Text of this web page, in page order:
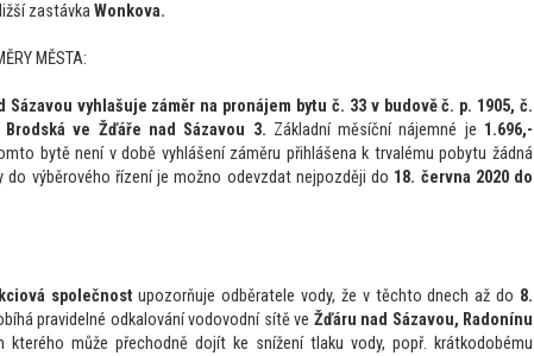
zastávkaWonkova.
MĚSTA:
Sázavou vyhlašuje záměr na pronájem bytu č. 33 v budově č. p. 1905, č.
ve Žďáře nad Sázavou 3. Základní měsíční nájemné je 1.696,-
to bytě není v době vyhlášení záměru přihlášena k trvalému pobytu žádná
do výběrového řízení je možno odevzdat nejpozději do 18. června 2020 do
společnost upozorňuje odběratele vody, že v těchto dnech až do 8.
pravidelné odkalování vodovodní sítě ve Žďáru nad Sázavou, Radonínu
kterého může přechodně dojít ke snížení tlaku vody, popř. krátkodobému